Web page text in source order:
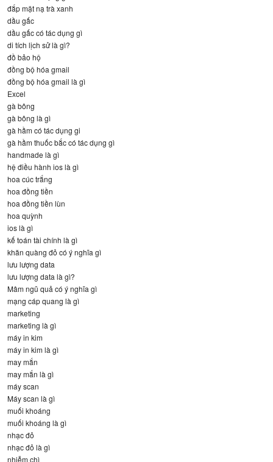
đắp mặt nạ trà xanh
dầu gấc
dầu gấc có tác dụng gì
di tích lịch sử là gì?
đồ bảo hộ
đồng bộ hóa gmail
đồng bộ hóa gmail là gì
Excel
gà bông
gà bông là gì
gà hầm có tác dụng gi
gà hầm thuốc bắc có tác dụng gì
handmade là gì
hệ điều hành ios là gì
hoa cúc trắng
hoa đồng tiền
hoa đồng tiền lùn
hoa quỳnh
ios là gì
kế toán tài chính là gì
khăn quàng đỏ có ý nghĩa gì
lưu lượng data
lưu lượng data là gì?
Mâm ngũ quả có ý nghĩa gì
mạng cáp quang là gì
marketing
marketing là gì
máy in kim
máy in kim là gì
may mắn
may mắn là gì
máy scan
Máy scan là gì
muối khoáng
muối khoáng là gì
nhạc đỏ
nhạc đỏ là gì
nhiễm chì